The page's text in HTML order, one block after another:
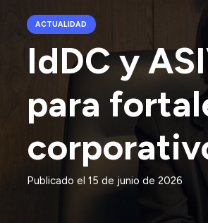
ACTUALIDAD
IdDC y
para
Publicado el 15 de junio de 2026